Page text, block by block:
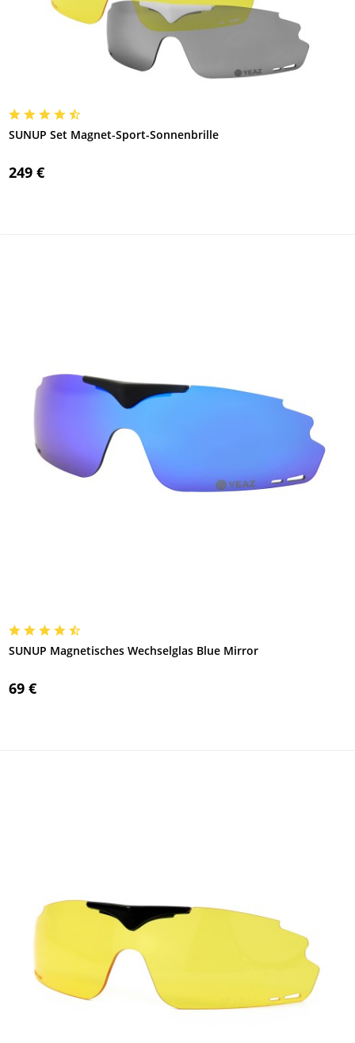
SUNUP Set Magnet-Sport-Sonnenbrille
249 €
SUNUP Magnetisches Wechselglas Blue Mirror
69 €